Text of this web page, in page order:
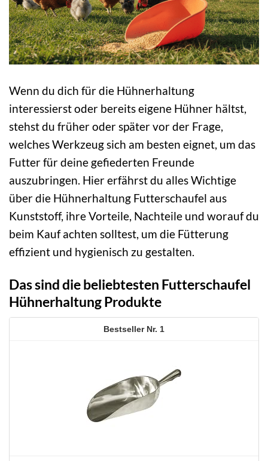
Wenn du dich für die Hühnerhaltung
interessierst oder bereits eigene Hühner hältst,
stehst du früher oder später vor der Frage,
welches Werkzeug sich am besten eignet, um das
Futter für deine gefiederten Freunde
auszubringen. Hier erfährst du alles Wichtige
über die Hühnerhaltung Futterschaufel aus
Kunststoff, ihre Vorteile, Nachteile und worauf du
beim Kauf achten solltest, um die Fütterung
effizient und hygienisch zu gestalten.
Das sind die beliebtesten Futterschaufel
Hühnerhaltung Produkte
1